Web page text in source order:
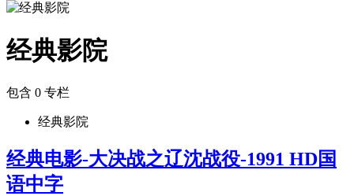
经典影院
包含 0 专栏
经典影院
经典电影-大决战之辽沈战役-1991 HD国
语中字